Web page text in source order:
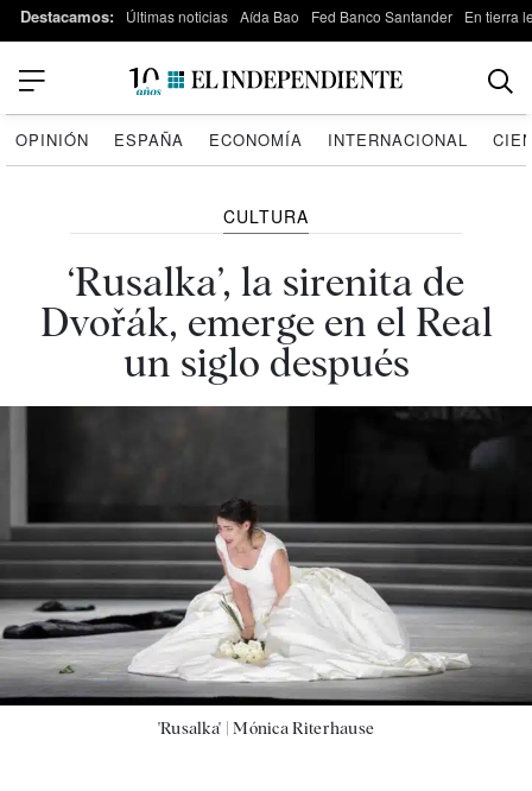
Destacamos: Últimas noticias Aída Bao Fed Banco Santander En tierra
OPINIÓN ESPAÑA ECONOMÍA INTERNACIONAL
CULTURA
‘Rusalka’, la sirenita de
Dvořák, emerge en el Real
un siglo después
'Rusalka' |Mónica Riterhause